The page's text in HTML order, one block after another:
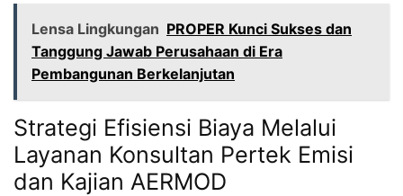
Lensa Lingkungan PROPER Kunci Sukses dan
Tanggung Jawab Perusahaan di Era
Pembangunan Berkelanjutan
Strategi Efisiensi Biaya Melalui
Layanan Konsultan Pertek Emisi
dan Kajian AERMOD